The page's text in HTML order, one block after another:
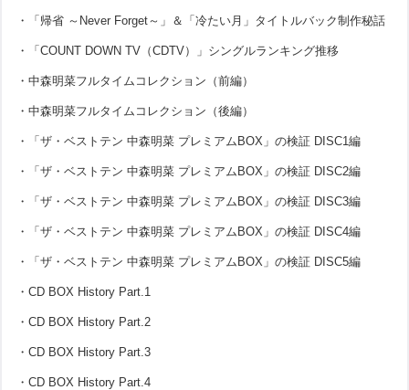
・「帰省 ～Never Forget～」＆「冷たい月」タイトルバック制作秘話
・「COUNT DOWN TV（CDTV）」シングルランキング推移
・中森明菜フルタイムコレクション（前編）
・中森明菜フルタイムコレクション（後編）
・「ザ・ベストテン 中森明菜 プレミアムBOX」の検証 DISC1編
・「ザ・ベストテン 中森明菜 プレミアムBOX」の検証 DISC2編
・「ザ・ベストテン 中森明菜 プレミアムBOX」の検証 DISC3編
・「ザ・ベストテン 中森明菜 プレミアムBOX」の検証 DISC4編
・「ザ・ベストテン 中森明菜 プレミアムBOX」の検証 DISC5編
・CD BOX History Part.1
・CD BOX History Part.2
・CD BOX History Part.3
・CD BOX History Part.4